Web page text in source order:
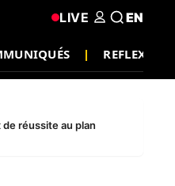
REFLEXION
LIVE EN
de réussite au plan